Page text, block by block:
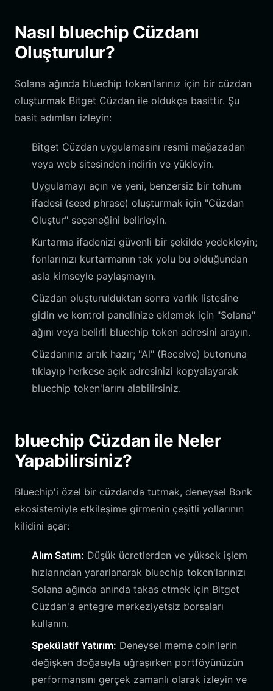
Nasıl bluechip Cüzdanı
Oluşturulur?
Solana ağında bluechip token'larınız için bir cüzdan
oluşturmak Bitget Cüzdan ile oldukça basittir. Şu
basit adımları izleyin:
Bitget Cüzdan uygulamasını resmi mağazadan
veya web sitesinden indirin ve yükleyin.
Uygulamayı açın ve yeni, benzersiz bir tohum
ifadesi (seed phrase) oluşturmak için "Cüzdan
Oluştur" seçeneğini belirleyin.
Kurtarma ifadenizi güvenli bir şekilde yedekleyin;
fonlarınızı kurtarmanın tek yolu bu olduğundan
asla kimseyle paylaşmayın.
Cüzdan oluşturulduktan sonra varlık listesine
gidin ve kontrol panelinize eklemek için "Solana"
ağını veya belirli bluechip token adresini arayın.
Cüzdanınız artık hazır; "Al" (Receive) butonuna
tıklayıp herkese açık adresinizi kopyalayarak
bluechip token'larını alabilirsiniz.
bluechip Cüzdan ile Neler
Yapabilirsiniz?
Bluechip'i özel bir cüzdanda tutmak, deneysel Bonk
ekosistemiyle etkileşime girmenin çeşitli yollarının
kilidini açar:
Alım Satım: Düşük ücretlerden ve yüksek işlem
hızlarından yararlanarak bluechip token'larınızı
Solana ağında anında takas etmek için Bitget
Cüzdan'a entegre merkeziyetsiz borsaları
kullanın.
Spekülatif Yatırım: Deneysel meme coin'lerin
değişken doğasıyla uğraşırken portföyünüzün
performansını gerçek zamanlı olarak izleyin ve